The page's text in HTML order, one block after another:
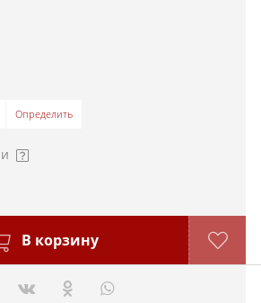
Определить
В корзину